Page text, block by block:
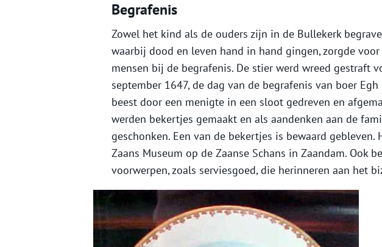
Begrafenis
Zowel het kind als de ouders zijn in de Bullekerk
waarbij dood en leven hand in hand gingen, zorgde voor
mensen bij de begrafenis. De stier werd wreed gestraft
september 1647, de dag van de begrafenis van boer
beest door een menigte in een sloot gedreven en
werden bekertjes gemaakt en als aandenken aan de
geschonken. Een van de bekertjes is bewaard
Zaans Museum op de Zaanse Schans in Zaandam. Ook
voorwerpen, zoals serviesgoed, die herinneren aan het